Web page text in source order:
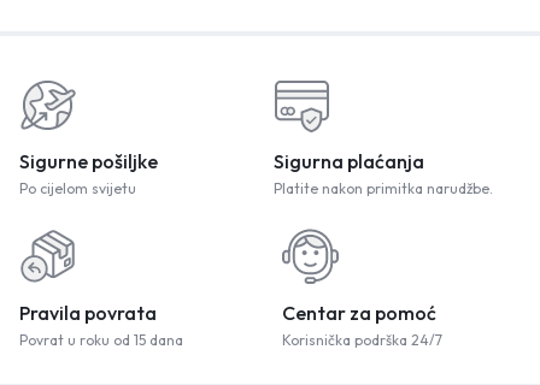
Sigurne pošiljke
Po cijelom svijetu
Sigurna plaćanja
Platite nakon primitka narudžbe.
Pravila povrata
Povrat u roku od 15 dana
Centar za pomoć
Korisnička podrška 24/7